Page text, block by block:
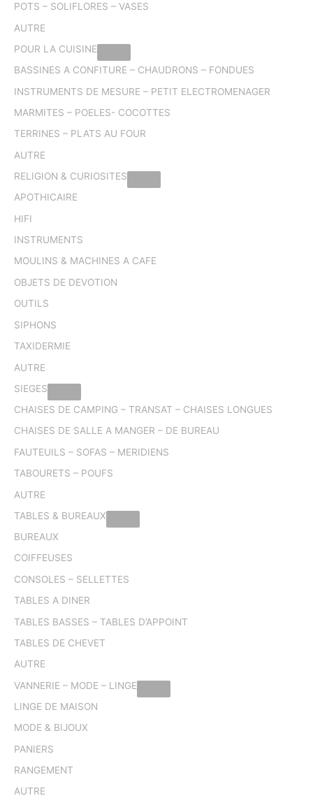
POTS – SOLIFLORES – VASES
AUTRE
POUR LA CUISINE
BASSINES A CONFITURE – CHAUDRONS – FONDUES
INSTRUMENTS DE MESURE – PETIT ELECTROMENAGER
MARMITES – POELES- COCOTTES
TERRINES – PLATS AU FOUR
AUTRE
RELIGION & CURIOSITES
APOTHICAIRE
HIFI
INSTRUMENTS
MOULINS & MACHINES A CAFE
OBJETS DE DEVOTION
OUTILS
SIPHONS
TAXIDERMIE
AUTRE
SIEGES
CHAISES DE CAMPING – TRANSAT – CHAISES LONGUES
CHAISES DE SALLE A MANGER – DE BUREAU
FAUTEUILS – SOFAS – MERIDIENS
TABOURETS – POUFS
AUTRE
TABLES & BUREAUX
BUREAUX
COIFFEUSES
CONSOLES – SELLETTES
TABLES A DINER
TABLES BASSES – TABLES D’APPOINT
TABLES DE CHEVET
AUTRE
VANNERIE – MODE – LINGE
LINGE DE MAISON
MODE & BIJOUX
PANIERS
RANGEMENT
AUTRE